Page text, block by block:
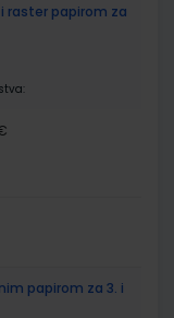
i raster papirom za
papirom za 3. i